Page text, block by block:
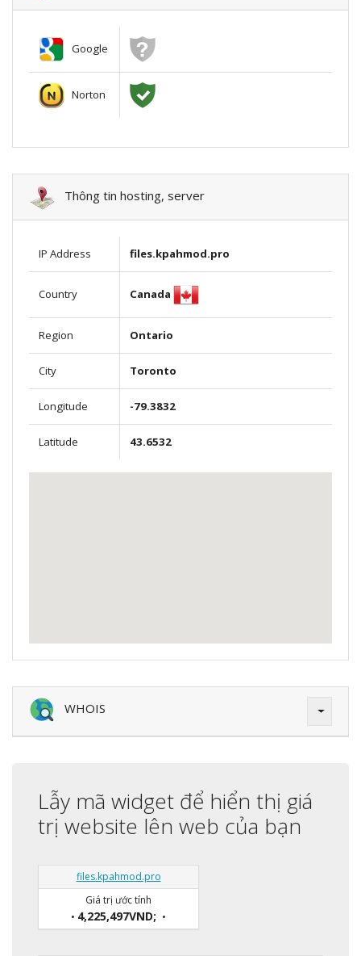
Google
Norton
Thông tin hosting, server
IP Address files.kpahmod.pro
Country Canada
Region Ontario
City Toronto
Longitude -79.3832
Latitude 43.6532
WHOIS
Lẫy mã widget để hiển thị giá
trị website lên web của bạn
files.kpahmod.pro
Giá trị ước tính
• 4,225,497VND; •